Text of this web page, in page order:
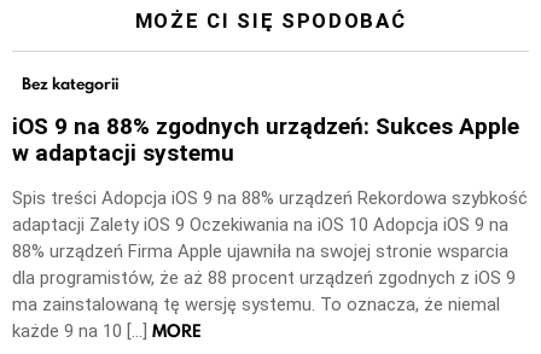
MOŻE CI SIĘ SPODOBAĆ
Bez kategorii
iOS 9 na 88% zgodnych urządzeń: Sukces Apple
w adaptacji systemu
Spis treści Adopcja iOS 9 na 88% urządzeń Rekordowa szybkość
adaptacji Zalety iOS 9 Oczekiwania na iOS 10 Adopcja iOS 9 na
88% urządzeń Firma Apple ujawniła na swojej stronie wsparcia
dla programistów, że aż 88 procent urządzeń zgodnych z iOS 9
ma zainstalowaną tę wersję systemu. To oznacza, że niemal
każde 9 na 10 […] MORE